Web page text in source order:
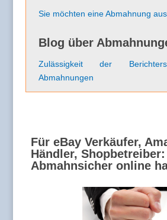
Sie möchten eine Abmahnung
Blog über
Zulässigkeit der
Abmahnungen
Für eBay Verkäufer,
Händler, Shopbetreiber:
Abmahnsicher online